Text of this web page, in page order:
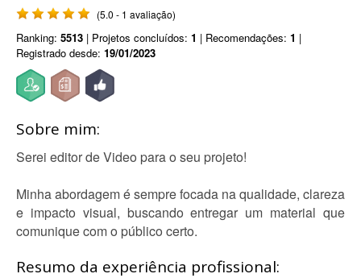
(5.0 - 1 avaliação)
Ranking: 5513 | Projetos concluídos: 1 | Recomendações: 1 |
Registrado desde: 19/01/2023
Sobre mim:
Serei editor de Video para o seu projeto!
Minha abordagem é sempre focada na qualidade, clareza
e impacto visual, buscando entregar um material que
comunique com o público certo.
Resumo da experiência profissional: